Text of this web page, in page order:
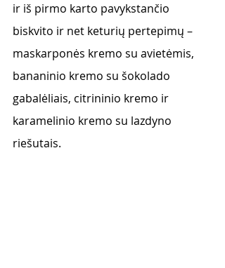
ir iš pirmo karto pavykstančio
biskvito ir net keturių pertepimų –
maskarponės kremo su avietėmis,
bananinio kremo su šokolado
gabalėliais, citrininio kremo ir
karamelinio kremo su lazdyno
riešutais.